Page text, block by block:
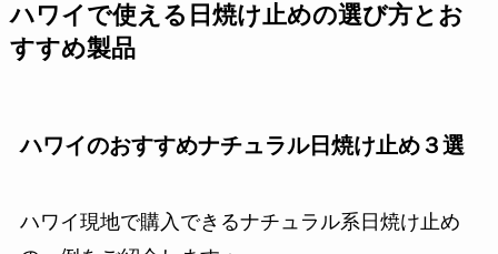
ハワイで使える日焼け止めの選び方とお
すすめ製品
ハワイのおすすめナチュラル日焼け止め３選
ハワイ現地で購入できるナチュラル系日焼け止め